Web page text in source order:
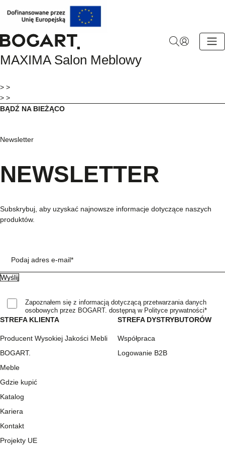
BOGART.
-
główna
MAXIMA Salon Meblowy
> >
> >
STREFA KLIENTA
Producent Wysokiej Jakości Mebli
BOGART.
Meble
Gdzie kupić
Katalog
Kariera
Kontakt
Projekty UE
STREFA DYSTRYBUTORÓW
Współpraca
Logowanie B2B
BĄDŹ NA BIEŻĄCO
Newsletter
NEWSLETTER
Subskrybuj, aby uzyskać najnowsze informacje dotyczące naszych
produktów.
Podaj adres e-mail*
Zapoznałem się z informacją dotyczącą przetwarzania danych
osobowych przez BOGART. dostępną w Polityce prywatności*